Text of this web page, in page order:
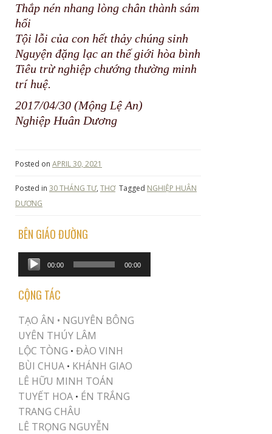
Thắp nén nhang lòng chân thành sám
hối
Tội lỗi của con hết thảy chúng sinh
Nguyện đặng lạc an thế giới hòa bình
Tiêu trừ nghiệp chướng thường minh
trí huệ.
2017/04/30 (Mộng Lệ An)
Nghiệp Huân Dương
Posted on APRIL 30, 2021
Posted in 30 THÁNG TƯ, THƠ Tagged NGHIỆP HUÂN
DƯƠNG
BÊN GIÁO ĐƯỜNG
Audio
Player
00:00 00:00
CỘNG TÁC
TẠO ÂN • NGUYÊN BÔNG
UYÊN THÚY LÂM
LỘC TÒNG • ĐÀO VINH
BÙI CHUA • KHÁNH GIAO
LÊ HỮU MINH TOÁN
TUYẾT HOA • ÉN TRẮNG
TRANG CHÂU
LÊ TRỌNG NGUYỄN